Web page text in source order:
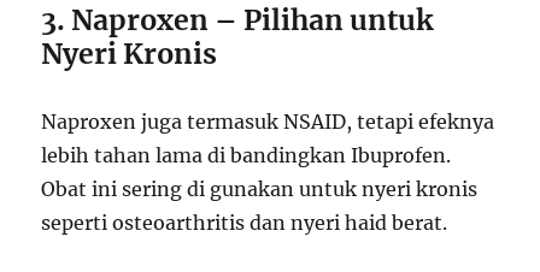
3. Naproxen – Pilihan untuk
Nyeri Kronis
Naproxen juga termasuk NSAID, tetapi efeknya
lebih tahan lama di bandingkan Ibuprofen.
Obat ini sering di gunakan untuk nyeri kronis
seperti osteoarthritis dan nyeri haid berat.